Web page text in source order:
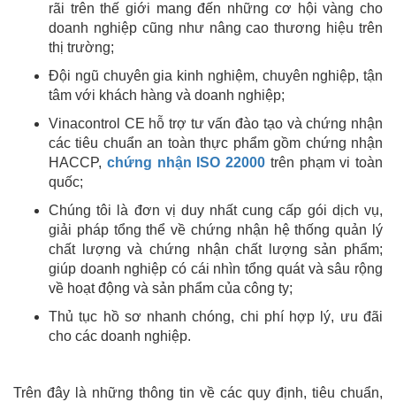
rãi trên thế giới mang đến những cơ hội vàng cho
doanh nghiệp cũng như nâng cao thương hiệu trên
thị trường;
Đội ngũ chuyên gia kinh nghiệm, chuyên nghiệp, tận
tâm với khách hàng và doanh nghiệp;
Vinacontrol CE hỗ trợ tư vấn đào tạo và chứng nhận
các tiêu chuẩn an toàn thực phẩm gồm chứng nhận
HACCP, chứng nhận ISO 22000 trên phạm vi toàn
quốc;
Chúng tôi là đơn vị duy nhất cung cấp gói dịch vụ,
giải pháp tổng thể về chứng nhận hệ thống quản lý
chất lượng và chứng nhận chất lượng sản phẩm;
giúp doanh nghiệp có cái nhìn tổng quát và sâu rộng
về hoạt động và sản phẩm của công ty;
Thủ tục hồ sơ nhanh chóng, chi phí hợp lý, ưu đãi
cho các doanh nghiệp.
Trên đây là những thông tin về các quy định, tiêu chuẩn,